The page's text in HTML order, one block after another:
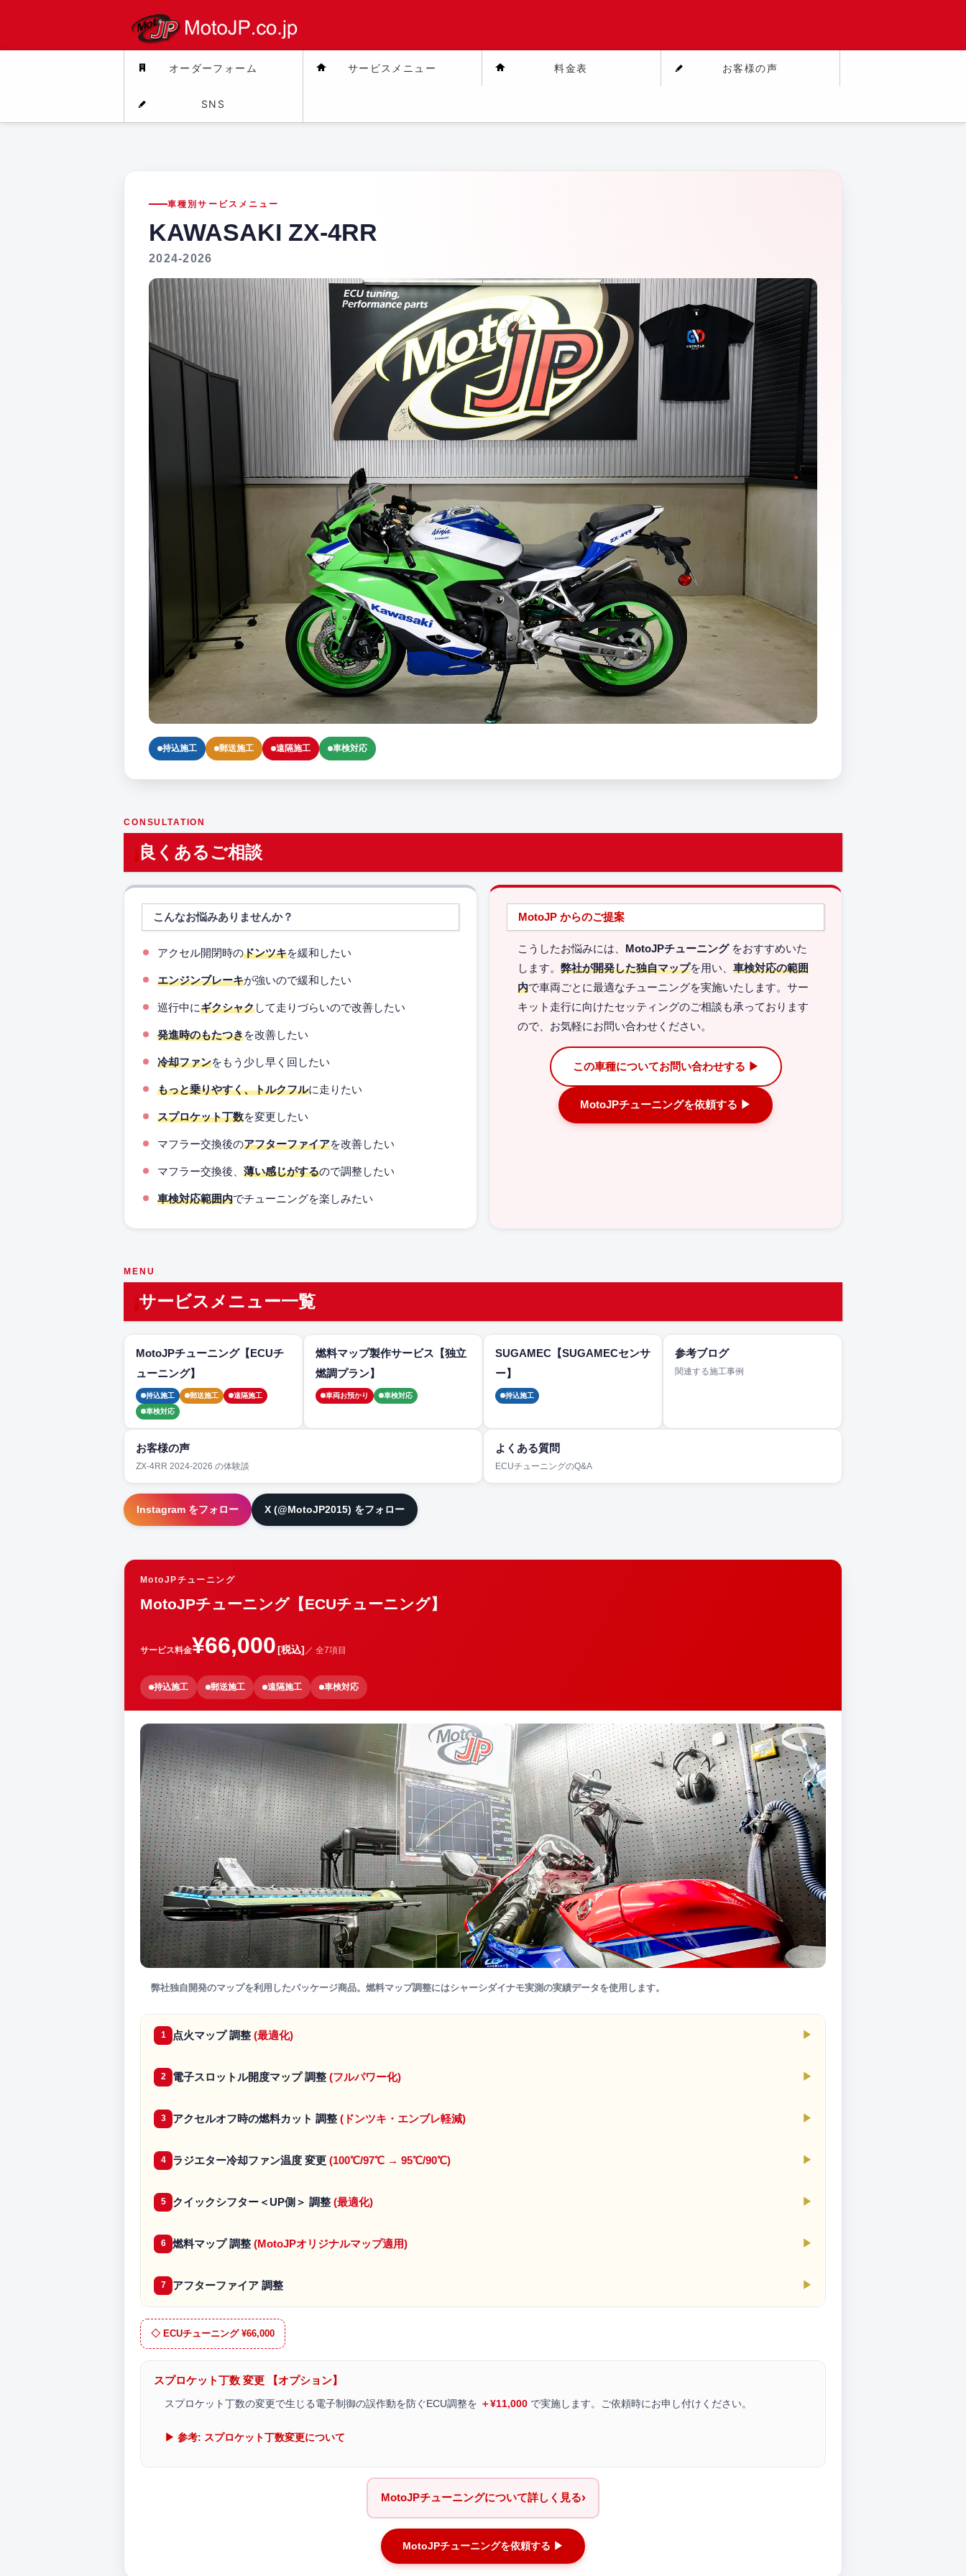
オーダーフォーム サービスメニュー 料金表 お客様の声
SNS
車種別サービスメニュー
KAWASAKI ZX-4RR
2024-2026
持込施工 郵送施工 遠隔施工 車検対応
CONSULTATION
良くあるご相談
こんなお悩みありませんか？
アクセル開閉時のドンツキを緩和したい
エンジンブレーキが強いので緩和したい
巡行中にギクシャクして走りづらいので改善したい
発進時のもたつきを改善したい
冷却ファンをもう少し早く回したい
もっと乗りやすく、トルクフルに走りたい
スプロケット丁数を変更したい
マフラー交換後のアフターファイアを改善したい
マフラー交換後、 薄い感じがするので調整したい
車検対応範囲内でチューニングを楽しみたい
MotoJP からのご提案
こうしたお悩みには、 MotoJPチューニングをおすすめいた
します。 弊社が開発した独自マップを用い、 車検対応の範囲
内で車両ごとに最適なチューニングを実施いたします。サー
キット走行に向けたセッティングのご相談も承っております
ので、お気軽にお問い合わせください。
この車種についてお問い合わせする ▶
MotoJPチューニングを依頼する ▶
MENU
サービスメニュー一覧
MotoJPチューニング【ECUチ
ューニング】
持込施工 郵送施工
遠隔施工
車検対応
燃料マップ製作サービス【独立
燃調プラン】
車両お預かり 車検対応
SUGAMEC【SUGAMECセンサ
ー】
持込施工
参考ブログ
関連する施工事例
お客様の声
ZX-4RR 2024-2026 の体験談
よくある質問
ECUチューニングのQ&A
Instagram をフォロー X (@MotoJP2015) をフォロー
MotoJPチューニング
MotoJPチューニング【ECUチューニング】
サービス料金¥66,000[税込] ／ 全7項目
持込施工 郵送施工 遠隔施工 車検対応
弊社独自開発のマップを利用したパッケージ商品。燃料マップ調整にはシャーシダイナモ実測の実績データを使用します。
1 点火マップ 調整 (最適化) ▶
2 電子スロットル開度マップ 調整 (フルパワー化) ▶
3 アクセルオフ時の燃料カット 調整 (ドンツキ・エンブレ軽減) ▶
4 ラジエター冷却ファン温度 変更 (100℃/97℃ → 95℃/90℃) ▶
5 クイックシフター＜UP側＞ 調整 (最適化) ▶
6 燃料マップ 調整 (MotoJPオリジナルマップ適用) ▶
7 アフターファイア 調整 ▶
◇ ECUチューニング ¥66,000
スプロケット丁数 変更 【オプション】
スプロケット丁数の変更で生じる電子制御の誤作動を防ぐECU調整を ＋¥11,000 で実施します。ご依頼時にお申し付けください。
▶ 参考: スプロケット丁数変更について
MotoJPチューニングについて詳しく見る›
MotoJPチューニングを依頼する ▶